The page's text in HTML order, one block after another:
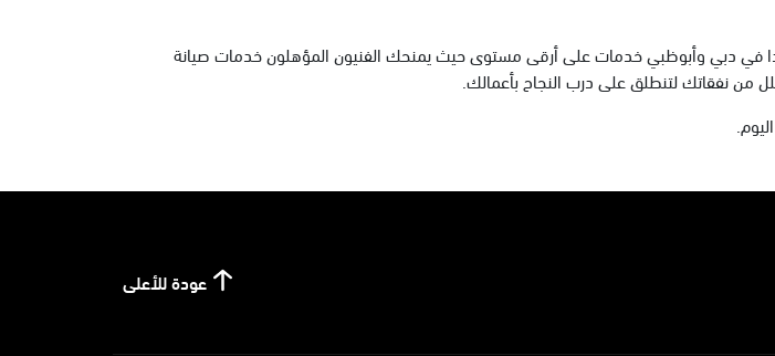
في دبي وأبوظبي خدمات على أرقى مستوى حيث يمنحك الفنيون المؤهلون خدمات صيانة
من نفقاتك لتنطلق على درب النجاح بأعمالك.
عودة للأعلى